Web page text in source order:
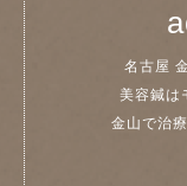
名古屋
美容鍼は
金山で治